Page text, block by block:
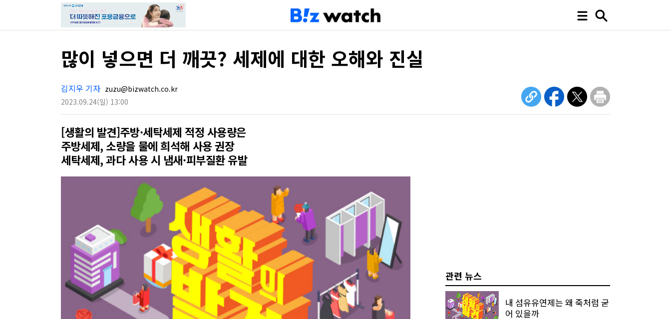
많이 넣으면 더 깨끗? 세제에 대한 오해와 진실
김지우 기자 zuzu@bizwatch.co.kr
2023.09.24(일) 13:00
[생활의 발견]주방·세탁세제 적정 사용량은
주방세제, 소량을 물에 희석해 사용 권장
세탁세제, 과다 사용 시 냄새·피부질환 유발
관련 뉴스
내 섬유유연제는 왜 죽처럼 굳
어 있을까